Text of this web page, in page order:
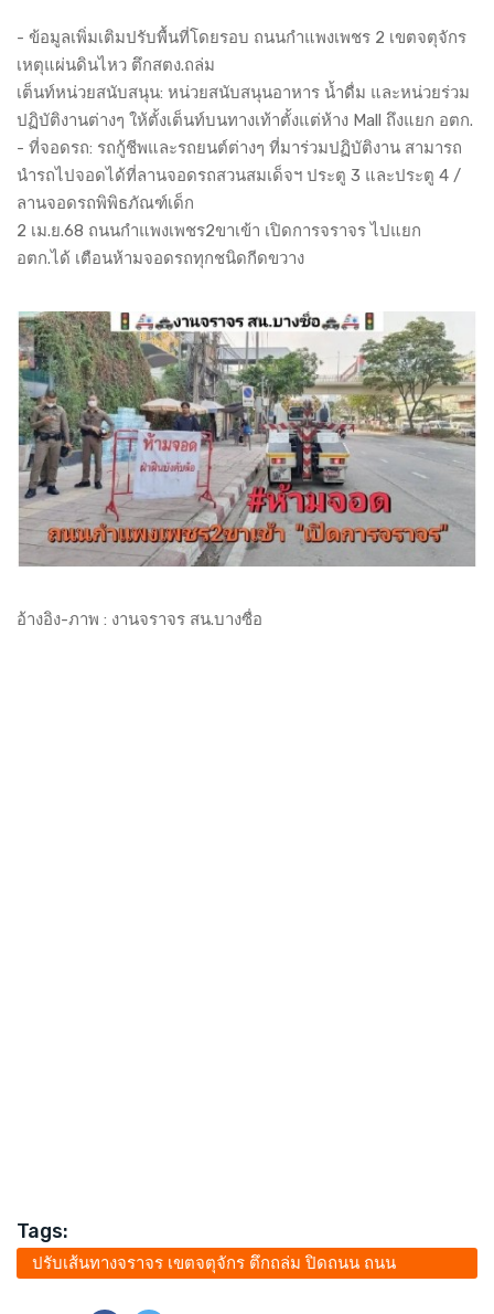
- ข้อมูลเพิ่มเติมปรับพื้นที่โดยรอบ ถนนกำแพงเพชร 2 เขตจตุจักร
เหตุแผ่นดินไหว ตึกสตง.ถล่ม
เต็นท์หน่วยสนับสนุน: หน่วยสนับสนุนอาหาร น้ำดื่ม และหน่วยร่วม
ปฏิบัติงานต่างๆ ให้ตั้งเต็นท์บนทางเท้าตั้งแต่ห้าง Mall ถึงแยก อตก.
- ที่จอดรถ: รถกู้ชีพและรถยนต์ต่างๆ ที่มาร่วมปฏิบัติงาน สามารถ
นำรถไปจอดได้ที่ลานจอดรถสวนสมเด็จฯ ประตู 3 และประตู 4 /
ลานจอดรถพิพิธภัณฑ์เด็ก
2 เม.ย.68 ถนนกำแพงเพชร2ขาเข้า เปิดการจราจร ไปแยก
อตก.ได้ เตือนห้ามจอดรถทุกชนิดกีดขวาง
อ้างอิง-ภาพ : งานจราจร สน.บางซื่อ
Tags:
ปรับเส้นทางจราจร เขตจตุจักร ตึกถล่ม ปิดถนน ถนน